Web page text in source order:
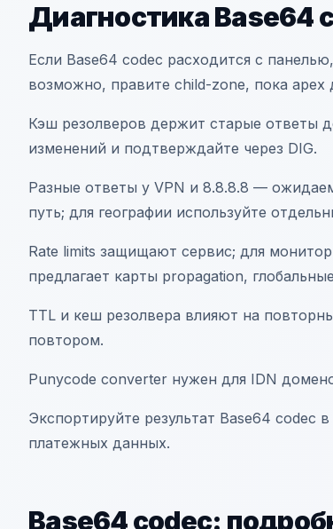
Диагностика Base64
Если Base64 codec расходится с
возможно, правите child-zone, пока apex
Кэш резолверов держит старые ответы
изменений и подтверждайте через DIG.
Разные ответы у VPN и 8.8.8.8 —
путь; для географии используйте
Rate limits защищают сервис; для
предлагает карты propagation,
TTL и кеш резолвера влияют на
повтором.
Punycode converter нужен для IDN
Экспортируйте результат Base64 codec
платежных данных.
Base64 codec: